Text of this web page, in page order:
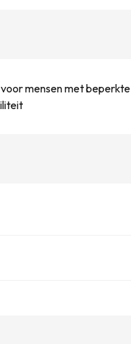
voor mensen met beperkte